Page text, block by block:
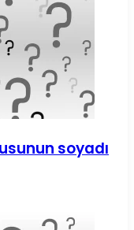
soyadı